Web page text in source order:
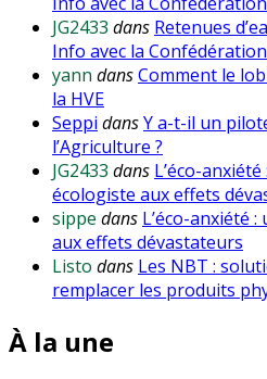
JG2433 dans Retenues
Info avec la
yann dansComment le
la HVE
Seppi dansY a-t-il un
l’Agriculture ?
JG2433 dans L’éco-
écologiste aux effets
sippe dans L’éco-anxiété
aux effets dévastateurs
Listo dans Les NBT :
remplacer les produits
À la une